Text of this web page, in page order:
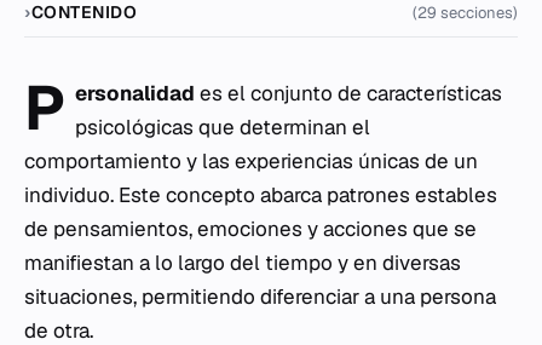
CONTENIDO (29 secciones)
P ersonalidad es el conjunto de características
psicológicas que determinan el
comportamiento y las experiencias únicas de un
individuo. Este concepto abarca patrones estables
de pensamientos, emociones y acciones que se
manifiestan a lo largo del tiempo y en diversas
situaciones, permitiendo diferenciar a una persona
de otra.